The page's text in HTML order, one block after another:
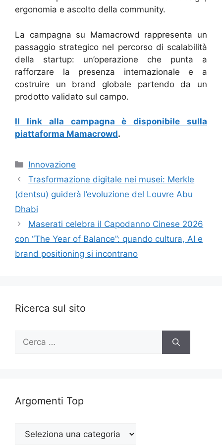
ergonomia e ascolto della community.
La campagna su Mamacrowd rappresenta un
passaggio strategico nel percorso di scalabilità
della startup: un’operazione che punta a
rafforzare la presenza internazionale e a
costruire un brand globale partendo da un
prodotto validato sul campo.
Il link alla campagna è disponibile sulla
piattaforma Mamacrowd.
Categorie
Innovazione
Trasformazione digitale nei musei: Merkle
(dentsu) guiderà l’evoluzione del Louvre Abu
Dhabi
Maserati celebra il Capodanno Cinese 2026
con “The Year of Balance”: quando cultura, AI e
brand positioning si incontrano
Ricerca sul sito
Ricerca
Argomenti Top
Argomenti